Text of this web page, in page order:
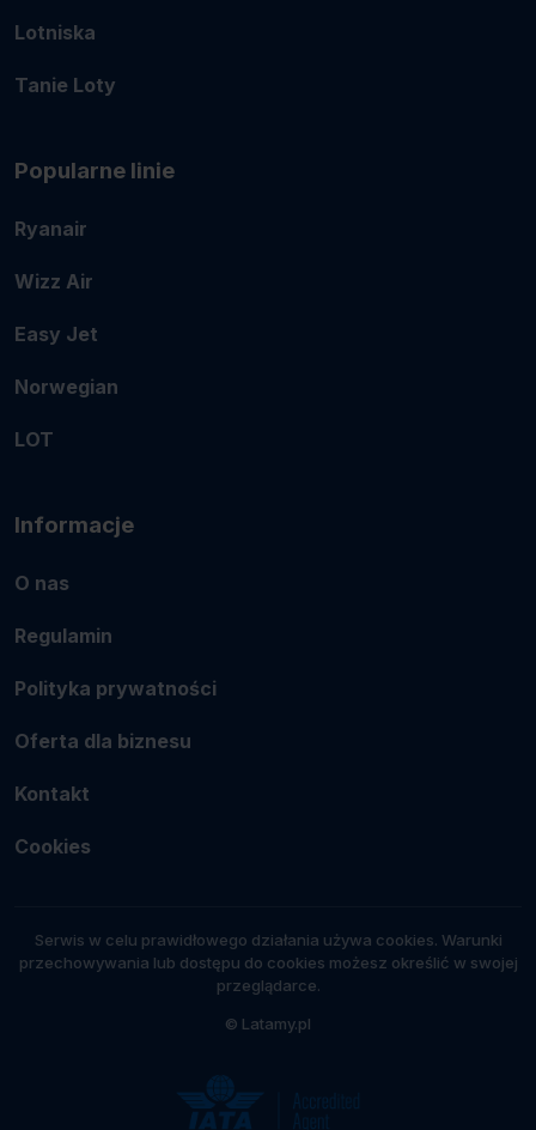
Lotniska
Tanie Loty
Popularne linie
Ryanair
Wizz Air
Easy Jet
Norwegian
LOT
Informacje
O nas
Regulamin
Polityka prywatności
Oferta dla biznesu
Kontakt
Cookies
Serwis w celu prawidłowego działania używa cookies. Warunki
przechowywania lub dostępu do cookies możesz określić w swojej
przeglądarce.
© Latamy.pl